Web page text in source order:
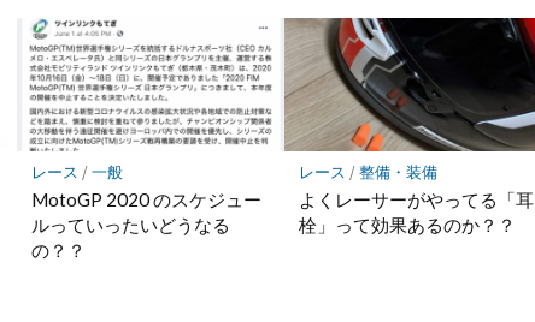
レース /一般
MotoGP 2020 のスケジュー
ルっていったいどうなる
の？？
レース /整備・装備
よくレーサーがやってる「耳
栓」って効果あるのか？？